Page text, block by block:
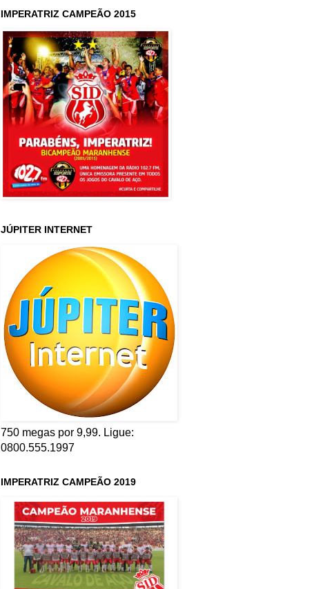
IMPERATRIZ CAMPEÃO 2015
JÚPITER INTERNET
750 megas por 9,99. Ligue:
0800.555.1997
IMPERATRIZ CAMPEÃO 2019